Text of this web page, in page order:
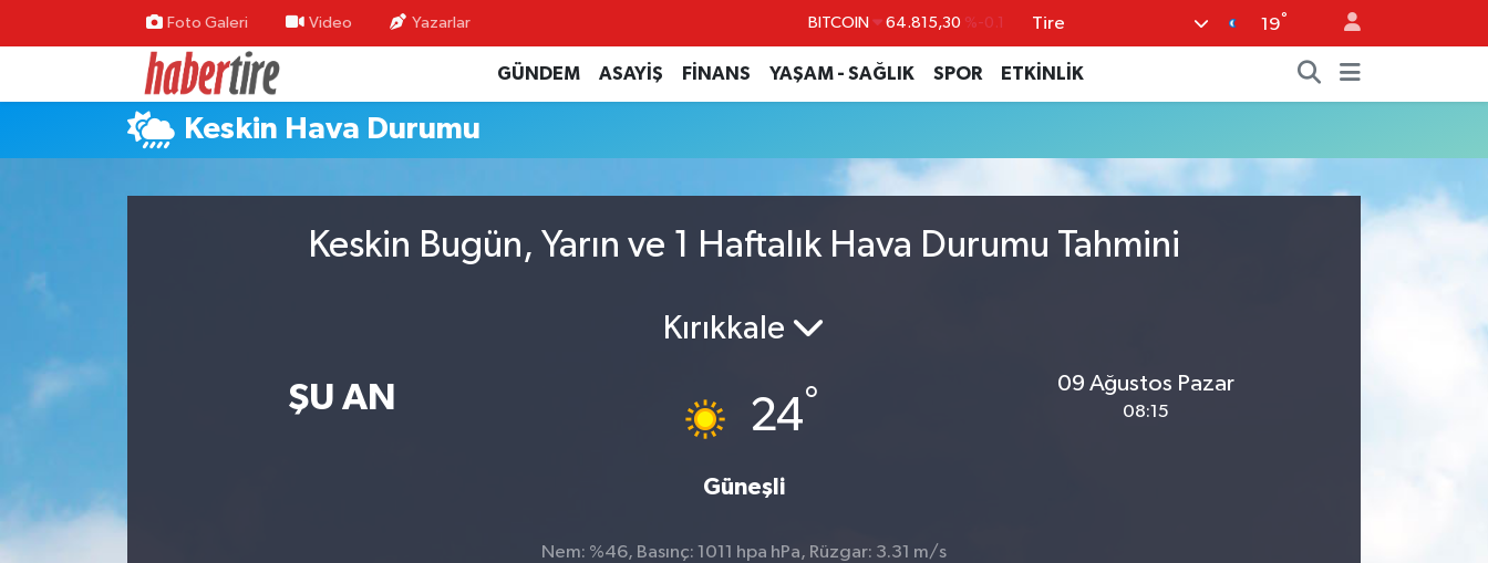
Foto Galeri Video Yazarlar BITCOIN 64.815,30 %-0.1
DOLAR 47,7436 %0.18
EURO 55,2510 %0.32
6660.55
Tire 19°
GÜNDEM ASAYİŞ FİNANS YAŞAM - SAĞLIK SPOR ETKİNLİK
Keskin Hava Durumu
Keskin Bugün, Yarın ve 1 Haftalık Hava Durumu Tahmini
ŞU AN
Kırıkkale
24°
Güneşli
09 Ağustos Pazar
08:15
Nem: %46, Basınç: 1011 hpa hPa, Rüzgar: 3.31 m/s
Tire Nöbetçi Eczaneler
Tire Hava Durumu
Tire Trafik Yoğunluk Haritası
Süper Lig Puan Durumu ve Fikstür
Son Dakika Haberleri